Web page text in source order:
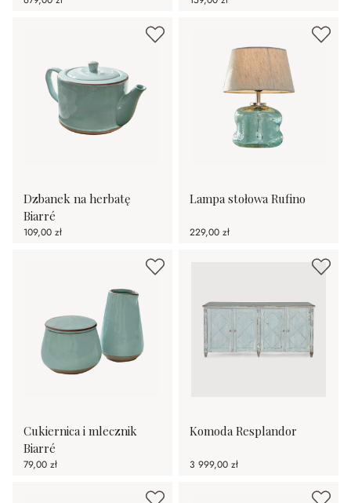
Dzbanek na herbatę
Biarré
109,00 zł
Lampa stołowa Rufino
229,00 zł
Cukiernica i mlecznik
Biarré
79,00 zł
Komoda Resplandor
3 999,00 zł